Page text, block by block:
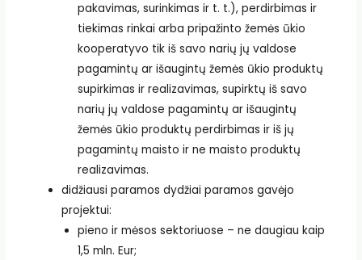
pakavimas, surinkimas ir t. t.), perdirbimas ir
tiekimas rinkai arba pripažinto žemės ūkio
kooperatyvo tik iš savo narių jų valdose
pagamintų ar išaugintų žemės ūkio produktų
supirkimas ir realizavimas, supirktų iš savo
narių jų valdose pagamintų ar išaugintų
žemės ūkio produktų perdirbimas ir iš jų
pagamintų maisto ir ne maisto produktų
realizavimas.
didžiausi paramos dydžiai paramos gavėjo
projektui:
pieno ir mėsos sektoriuose – ne daugiau kaip
1,5 mln. Eur;